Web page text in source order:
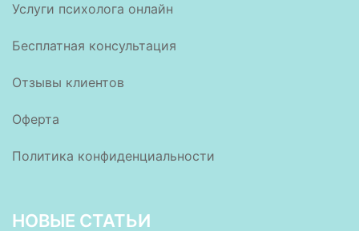
Услуги психолога онлайн
Бесплатная консультация
Отзывы клиентов
Оферта
Политика конфиденциальности
НОВЫЕ СТАТЬИ